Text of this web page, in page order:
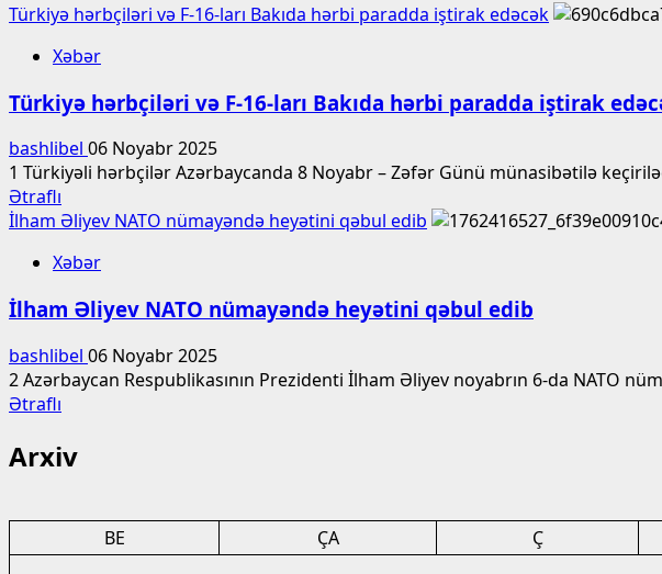
Türkiyə hərbçiləri və F-16-ları Bakıda hərbi paradda iştirak edəcək
Xəbər
Türkiyə hərbçiləri və F-16-ları Bakıda hərbi paradda iştirak
bashlibel 06 Noyabr 2025
1 Türkiyəli hərbçilər Azərbaycanda 8 Noyabr – Zəfər Günü münasibətilə
Ətraflı
more
Türkiyə
və
16-
ları
Bakıda
paradda
İlham Əliyev NATO nümayəndə heyətini qəbul edib
Xəbər
İlham Əliyev NATO nümayəndə heyətini qəbul edib
bashlibel 06 Noyabr 2025
2 Azərbaycan Respublikasının Prezidenti İlham Əliyev noyabrın 6-da NATO
Ətraflı
about
NATO
nümayəndə
Arxiv
BE
ÇA Ç